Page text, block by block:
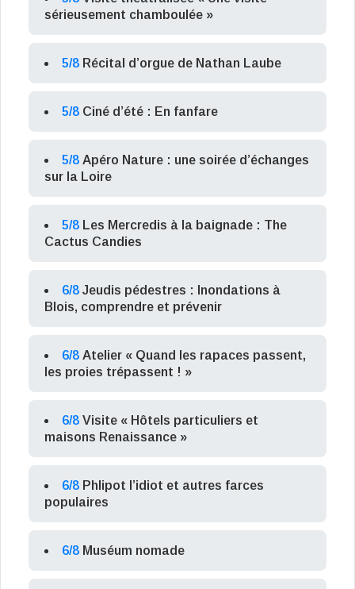
sérieusement chamboulée »
5/8 Récital d’orgue de Nathan Laube
5/8 Ciné d’été : En fanfare
5/8 Apéro Nature : une soirée d’échanges
sur la Loire
5/8 Les Mercredis à la baignade : The
Cactus Candies
6/8 Jeudis pédestres : Inondations à
Blois, comprendre et prévenir
6/8 Atelier « Quand les rapaces passent,
les proies trépassent ! »
6/8 Visite « Hôtels particuliers et
maisons Renaissance »
6/8 Phlipot l’idiot et autres farces
populaires
6/8 Muséum nomade